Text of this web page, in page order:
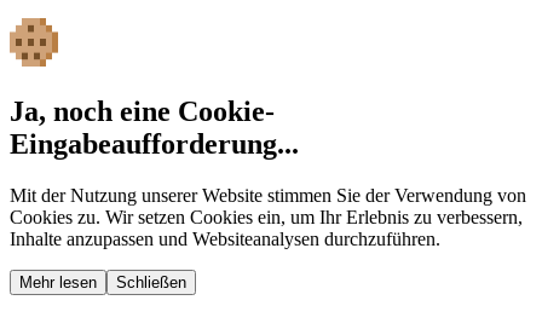
Ja, noch eine Cookie-
Eingabeaufforderung...
Mit der Nutzung unserer Website stimmen Sie der Verwendung von
Cookies zu. Wir setzen Cookies ein, um Ihr Erlebnis zu verbessern,
Inhalte anzupassen und Websiteanalysen durchzuführen.
Mehr lesen Schließen